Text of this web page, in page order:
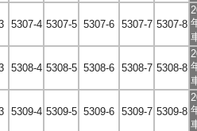
5307-4 5307-5 5307-6 5307-7 5307-8
5308-4 5308-5 5308-6 5308-7 5308-8
5309-4 5309-5 5309-6 5309-7 5309-8